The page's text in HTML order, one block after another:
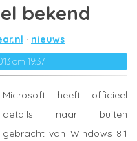
bekend
nieuws
om 19:37
Microsoft heeft officieel
details naar buiten
gebracht van Windows 8.1